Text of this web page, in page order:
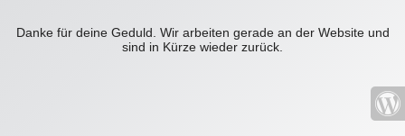
Danke für deine Geduld. Wir arbeiten gerade an der Website und
sind in Kürze wieder zurück.